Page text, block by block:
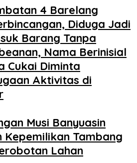
4 Barelang
Diduga Jadi
Barang Tanpa
Nama Berinisial
Cukai Diminta
Aktivitas di
Musi Banyuasin
Kepemilikan Tambang
Lahan